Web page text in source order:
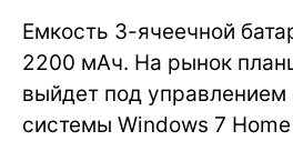
Емкость 3-ячеечной
2200 мАч. На рынок
выйдет под управлением
системы Windows 7